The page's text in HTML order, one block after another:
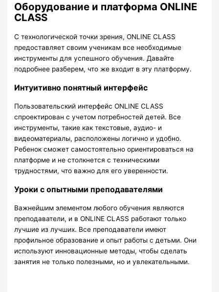
Оборудование и платформа ONLINE
CLASS
С технологической точки зрения, ONLINE CLASS
предоставляет своим ученикам все необходимые
инструменты для успешного обучения. Давайте
подробнее разберем, что же входит в эту платформу.
Интуитивно понятный интерфейс
Пользовательский интерфейс ONLINE CLASS
спроектирован с учетом потребностей детей. Все
инструменты, такие как текстовые, аудио- и
видеоматериалы, расположены логично и удобно.
Ребенок сможет самостоятельно ориентироваться на
платформе и не столкнется с техническими
трудностями, что важно для его уверенности.
Уроки с опытными преподавателями
Важнейшим элементом любого обучения являются
преподаватели, и в ONLINE CLASS работают только
лучшие из лучших. Все преподаватели имеют
профильное образование и опыт работы с детьми. Они
используют инновационные методы, чтобы сделать
занятия не только полезными, но и увлекательными.